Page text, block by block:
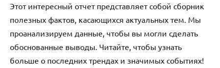
Этот интересный отчет представляет собой сборник
полезных фактов, касающихся актуальных тем. Мы
проанализируем данные, чтобы вы могли сделать
обоснованные выводы. Читайте, чтобы узнать
больше о последних трендах и значимых событиях!